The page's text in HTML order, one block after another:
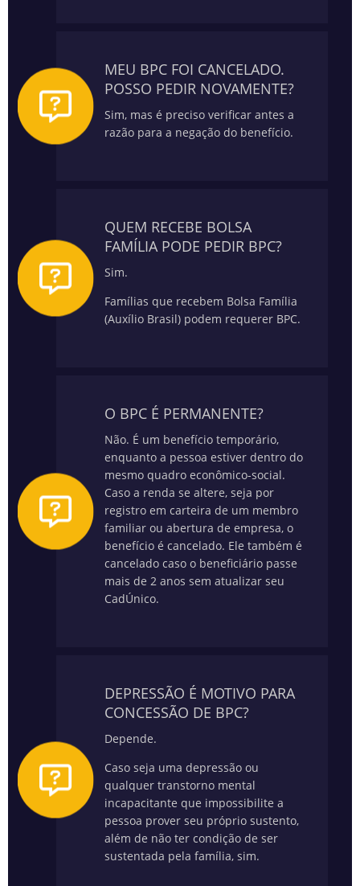
MEU BPC FOI CANCELADO.
POSSO PEDIR NOVAMENTE?
Sim, mas é preciso verificar antes a
razão para a negação do benefício.
QUEM RECEBE BOLSA
FAMÍLIA PODE PEDIR BPC?
Sim.
Famílias que recebem Bolsa Família
(Auxílio Brasil) podem requerer BPC.
O BPC É PERMANENTE?
Não. É um benefício temporário,
enquanto a pessoa estiver dentro do
mesmo quadro econômico-social.
Caso a renda se altere, seja por
registro em carteira de um membro
familiar ou abertura de empresa, o
benefício é cancelado. Ele também é
cancelado caso o beneficiário passe
mais de 2 anos sem atualizar seu
CadÚnico.
DEPRESSÃO É MOTIVO PARA
CONCESSÃO DE BPC?
Depende.
Caso seja uma depressão ou
qualquer transtorno mental
incapacitante que impossibilite a
pessoa prover seu próprio sustento,
além de não ter condição de ser
sustentada pela família, sim.